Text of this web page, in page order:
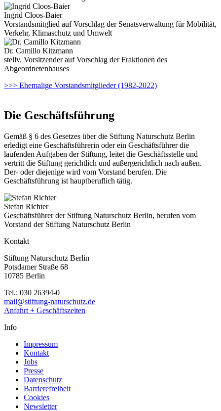
Ingrid Cloos-Baier
Vorstandsmitglied auf Vorschlag der Senatsverwaltung für Mobilität,
Verkehr, Klimaschutz und Umwelt
Dr. Camillo Kitzmann
stellv. Vorsitzender auf Vorschlag der Fraktionen des
Abgeordnetenhauses
>>> Ehemalige Vorstandsmitglieder (1982-2022)
Die Geschäftsführung
Gemäß § 6 des Gesetzes über die Stiftung Naturschutz Berlin
erledigt eine Geschäftsführerin oder ein Geschäftsführer die
laufenden Aufgaben der Stiftung, leitet die Geschäftsstelle und
vertritt die Stiftung gerichtlich und außergerichtlich nach außen.
Der- oder diejenige wird vom Vorstand berufen. Die
Geschäftsführung ist hauptberuflich tätig.
Stefan Richter
Geschäftsführer der Stiftung Naturschutz Berlin, berufen vom
Vorstand der Stiftung Naturschutz Berlin
Kontakt
Stiftung Naturschutz Berlin
Potsdamer Straße 68
10785 Berlin
Tel.: 030 26394-0
mail@stiftung-naturschutz.de
Anfahrt + Geschäftszeiten
Info
Impressum
Kontakt
Jobs
Presse
Datenschutz
Barrierefreiheit
Cookies
Newsletter